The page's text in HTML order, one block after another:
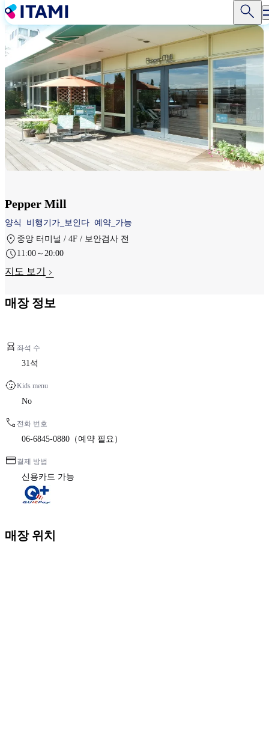
주
요
콘
텐
츠
로
건
너
뛰
기
Pepper Mill
양식 비행기가_보인다 예약_가능
중앙 터미널 / 4F / 보안검사 전
11:00～20:00
지도 보기
매장 정보
좌석 수
31석
Kids menu
No
전화 번호
06-6845-0880（예약 필요）
결제 방법
신용카드 가능
매장 위치